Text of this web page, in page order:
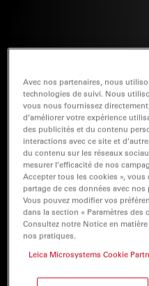
Avec nos partenaires, nous
technologies de suivi. Nous
vous nous fournissez
d’améliorer votre expérience
des publicités et du contenu
interactions avec ce site et
du contenu sur les réseaux
mesurer l’efficacité de nos
Accepter tous les cookies »,
partage de ces données avec
Vous pouvez modifier vos
dans la section « Paramètres des
Consultez notre Notice en
nos pratiques.
Leica Microsystems Cookie